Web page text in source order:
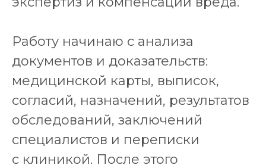
Работу начинаю с анализа
документов и доказательств:
медицинской карты, выписок,
согласий, назначений, результатов
обследований, заключений
специалистов и переписки
с клиникой. После этого